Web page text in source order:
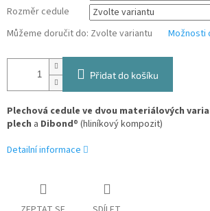
Rozměr cedule
Můžeme doručit do: Zvolte variantu Možnosti
Přidat do košíku
Plechová cedule ve dvou materiálových
plech a Dibond® (hliníkový kompozit)
Detailní informace